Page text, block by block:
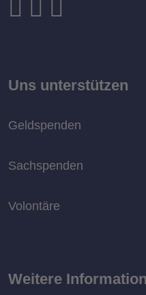
Uns unterstützen
Geldspenden
Sachspenden
Volontäre
Weitere